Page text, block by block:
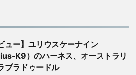
ュー】ユリウスケーナイン
K9）のハーネス、オーストラリ
ブラドゥードル